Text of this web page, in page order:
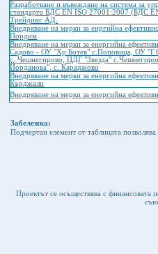
Разработване и въвеждане на система за
стандарта БДС EN ISO 27001:2007 (БДС
Трейдинг АД.
Внедряване на мерки за енргийна
Пордим
Внедряване на мерки за енергийна
Садово - ОУ "Хр.Ботев" с.Поповица, ОУ
с. Чешнегирово, ЦДГ "Звезда"
Йорданова", с. Караджово
Внедряване на мерки за енергийна
Кърджали
Внедряване на мерки за енергийна
Забележка:
Подчертан елемент от таблицата
Проектът се осъществява с финансовата